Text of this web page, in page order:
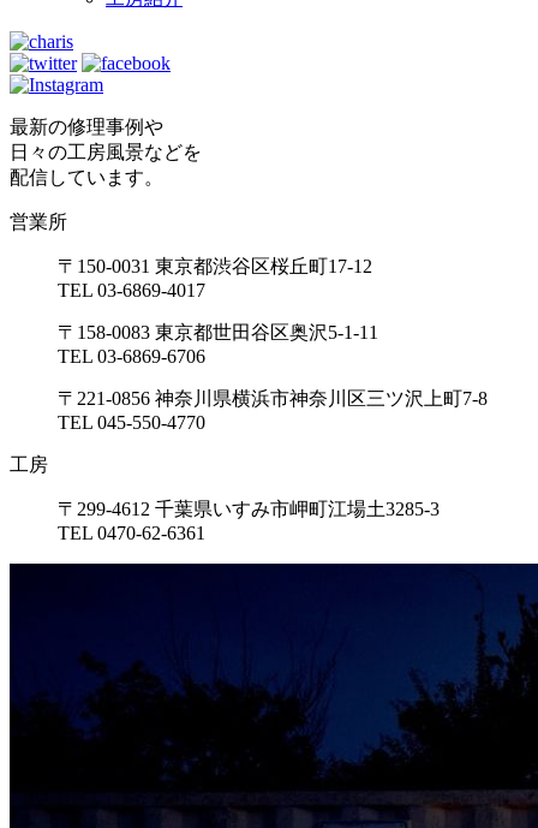
最新の修理事例や
日々の工房風景などを
配信しています。
営業所
〒150-0031 東京都渋谷区桜丘町17-12
TEL 03-6869-4017
〒158-0083 東京都世田谷区奥沢5-1-11
TEL 03-6869-6706
〒221-0856 神奈川県横浜市神奈川区三ツ沢上町7-8
TEL 045-550-4770
工房
〒299-4612 千葉県いすみ市岬町江場土3285-3
TEL 0470-62-6361